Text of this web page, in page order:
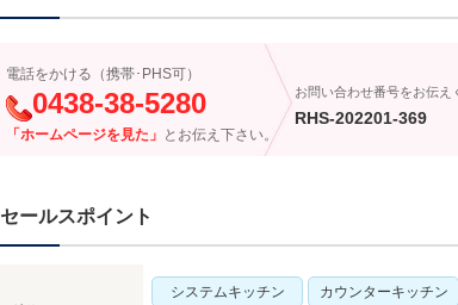
電話をかける（携帯･PHS可）
0438-38-5280
「ホームページを見た」 とお伝え下さい。
お問い合わせ番号をお伝え
RHS-202201-369
セールスポイント
システムキッチン カウンターキッチン